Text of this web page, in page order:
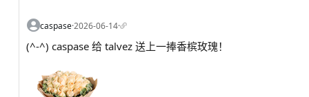
caspase·2026-06-14·
(^-^) caspase 给 talvez 送上一捧香槟玫瑰！